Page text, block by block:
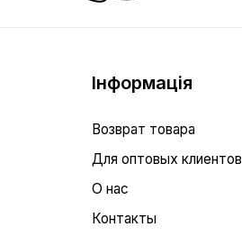
Інформація
Возврат товара
Для оптовых клиентов
О нас
Контакты